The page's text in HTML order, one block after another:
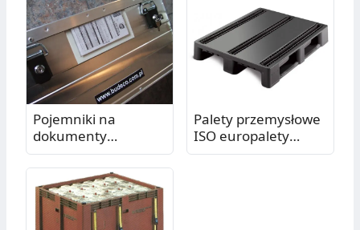
Pojemniki na
dokumenty
zamykane lub
plombowane
skrzynie na
dokumentację,
segregatory, akta
Palety przemysłowe
ISO europalety
plastikowe Eur o